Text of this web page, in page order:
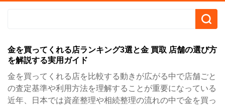
金を買ってくれる店ランキング3選と金 買取 店舗の選び方
を解説する実用ガイド
金を買ってくれる店を比較する動きが広がる中で店舗ごと
の査定基準や利用方法を理解することが重要になっている
近年、日本では資産整理や相続整理の流れの中で金を買っ